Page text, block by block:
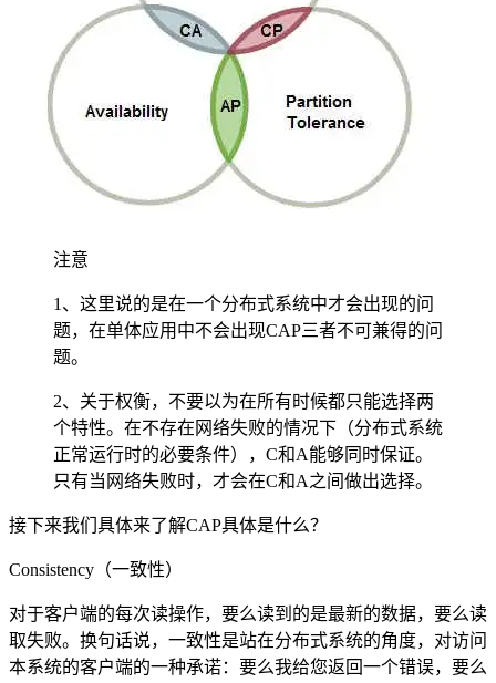
注意
1、这里说的是在一个分布式系统中才会出现的问
题，在单体应用中不会出现CAP三者不可兼得的问
题。
2、关于权衡，不要以为在所有时候都只能选择两
个特性。在不存在网络失败的情况下（分布式系统
正常运行时的必要条件），C和A能够同时保证。
只有当网络失败时，才会在C和A之间做出选择。
接下来我们具体来了解CAP具体是什么？
Consistency（一致性）
对于客户端的每次读操作，要么读到的是最新的数据，要么读
取失败。换句话说，一致性是站在分布式系统的角度，对访问
本系统的客户端的一种承诺：要么我给您返回一个错误，要么